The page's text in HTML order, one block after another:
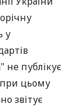
у
не публікує
при цьому
звітує